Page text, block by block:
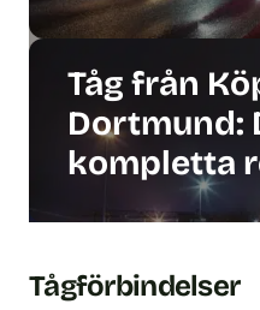
Tåg från
Dortmund:
kompletta
Tågförbindelser